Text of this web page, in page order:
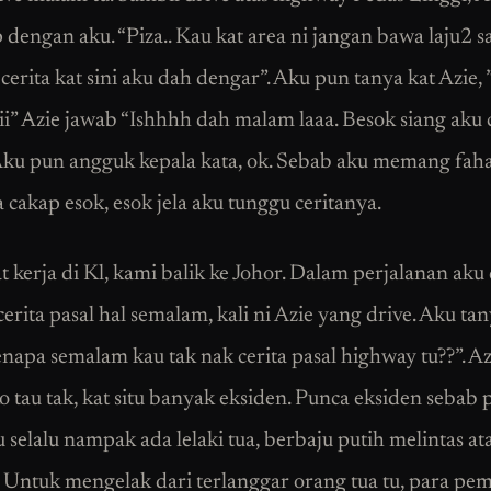
dengan aku. “Piza.. Kau kat area ni jangan bawa laju2
kat sini aku dah dengar”. Aku pun tanya kat Azie,
Azie jawab “Ishhhh dah malam laaa. Besok siang aku
pun angguk kepala kata, ok. Sebab aku memang
cakap esok, esok jela aku tunggu ceritanya.
kerja di Kl, kami balik ke Johor. Dalam perjalanan aku
pasal hal semalam, kali ni Azie yang drive. Aku
semalam kau tak nak cerita pasal highway tu??”.
tau tak, kat situ banyak eksiden. Punca eksiden sebab
selalu nampak ada lelaki tua, berbaju putih melintas
Untuk mengelak dari terlanggar orang tua tu, para